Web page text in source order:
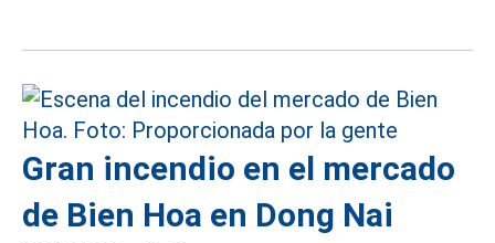
Gran incendio en el mercado
de Bien Hoa en Dong Nai